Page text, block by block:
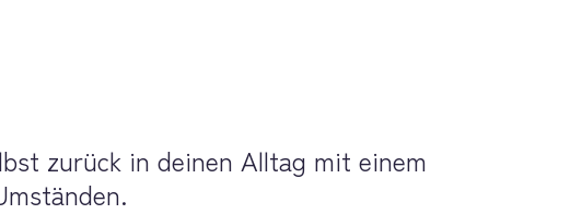
zurück in deinen Alltag mit einem